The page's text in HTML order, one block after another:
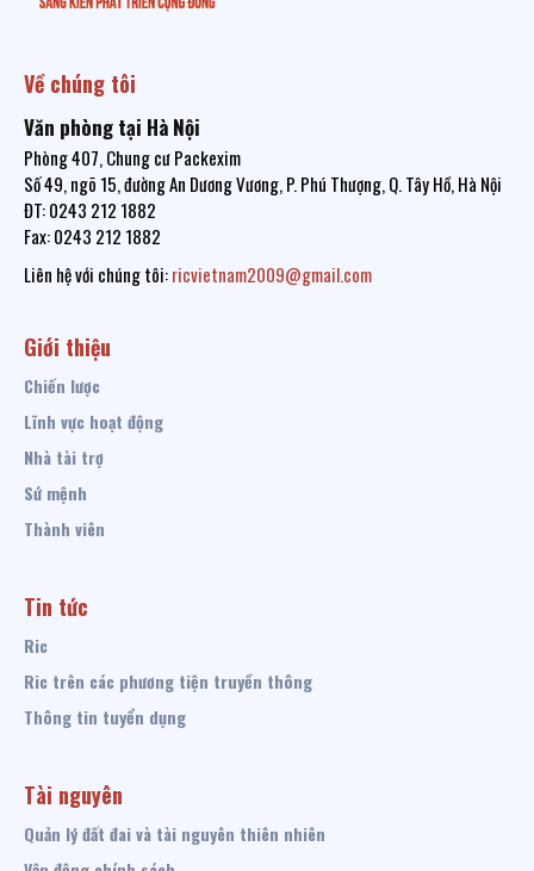
Về chúng tôi
Văn phòng tại Hà Nội
Phòng 407, Chung cư Packexim
Số 49, ngõ 15, đường An Dương Vương, P. Phú Thượng, Q. Tây Hồ, Hà Nội
ĐT: 0243 212 1882
Fax: 0243 212 1882
Liên hệ với chúng tôi:ricvietnam2009@gmail.com
Giới thiệu
Chiến lược
Lĩnh vực hoạt động
Nhà tài trợ
Sứ mệnh
Thành viên
Tin tức
Ric
Ric trên các phương tiện truyền thông
Thông tin tuyển dụng
Tài nguyên
Quản lý đất đai và tài nguyên thiên nhiên